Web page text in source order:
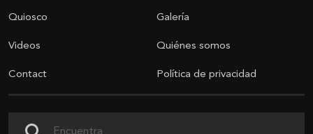
Quiosco Galería
Videos Quiénes somos
Contact Política de privacidad